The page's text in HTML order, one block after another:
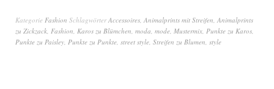
Kategorie Fashion SchlagwörterAccessoires, Animalprints mit Streifen, Animalprints
zu Zickzack, Fashion, Karos zu Blümchen, moda, mode, Mustermix, Punkte zu Karos,
Punkte zu Paisley, Punkte zu Punkte, street style, Streifen zu Blumen, style